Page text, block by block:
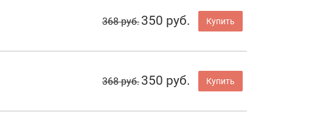
368 руб. 350 руб. Купить
368 руб. 350 руб. Купить